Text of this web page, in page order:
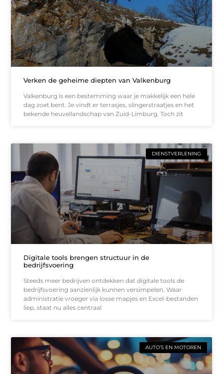
Verken de geheime diepten van Valkenburg
Valkenburg is een bestemming waar je makkelijk een hele
dag zoet bent. Je vindt er terrasjes, slingerstraatjes en het
bekende heuvellandschap van Zuid-Limburg. Toch zit
DIENSTVERLENING
Digitale tools brengen structuur in de
bedrijfsvoering
Steeds meer bedrijven ontdekken dat digitale tools de
bedrijfsvoering aanzienlijk kunnen versimpelen. Waar
administratie vroeger via losse mapjes en Excel-bestanden
liep, staat nu alles centraal
AUTO’S EN MOTOREN